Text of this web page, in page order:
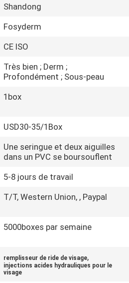
Shandong
Fosyderm
CE ISO
Très bien ; Derm ;
Profondément ; Sous-peau
1box
USD30-35/1Box
Une seringue et deux aiguilles
dans un PVC se boursouflent
5-8 jours de travail
T/T, Western Union, , Paypal
5000boxes par semaine
remplisseur de ride de visage,
injections acides hydrauliques pour le
visage